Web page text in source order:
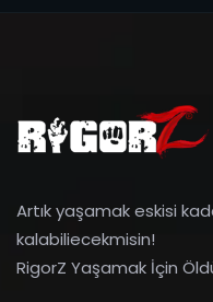
Artık yaşamak eskisi
kalabiliecekmisin!
RigorZ Yaşamak İçin